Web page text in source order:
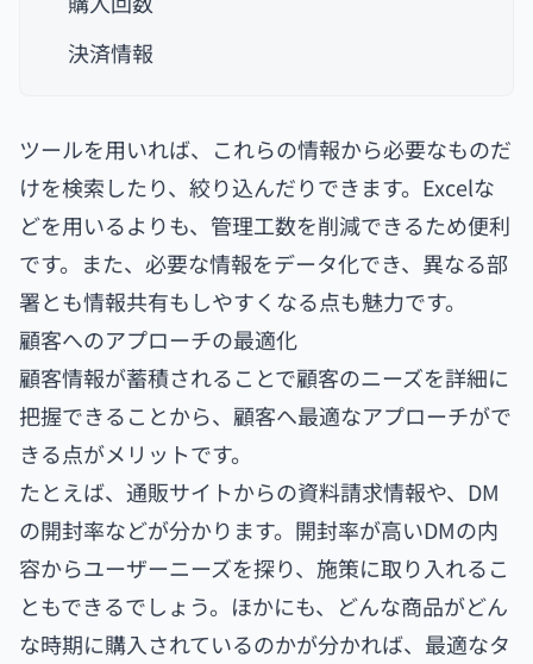
決済情報
ツールを用いれば、これらの情報から必要なものだ
けを検索したり、絞り込んだりできます。Excelな
どを用いるよりも、管理工数を削減できるため便利
です。また、必要な情報をデータ化でき、異なる部
署とも情報共有もしやすくなる点も魅力です。
顧客へのアプローチの最適化
顧客情報が蓄積されることで顧客のニーズを詳細に
把握できることから、顧客へ最適なアプローチがで
きる点がメリットです。
たとえば、通販サイトからの資料請求情報や、DM
の開封率などが分かります。開封率が高いDMの内
容からユーザーニーズを探り、施策に取り入れるこ
ともできるでしょう。ほかにも、どんな商品がどん
な時期に購入されているのかが分かれば、最適なタ